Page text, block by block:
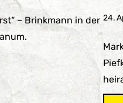
– Brinkmann in der 24.